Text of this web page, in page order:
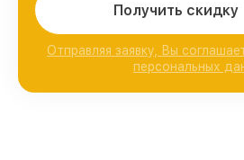
Получить скидку
Отправляя заявку, Вы
персональных